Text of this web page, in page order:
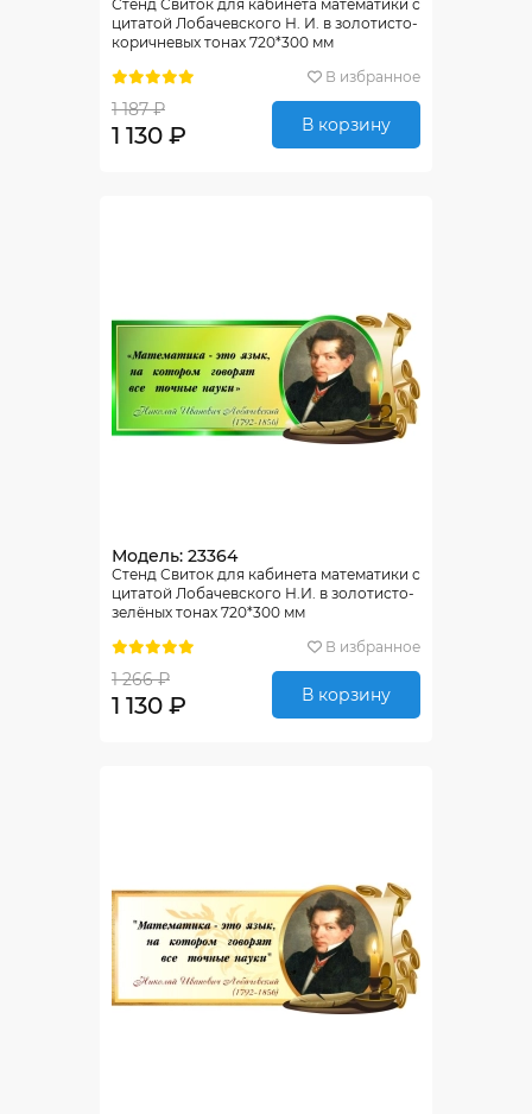
Стенд Свиток для кабинета математики с
цитатой Лобачевского Н. И. в золотисто-
коричневых тонах 720*300 мм
В избранное
1 187 ₽
1 130 ₽ В корзину
Модель: 23364
Стенд Свиток для кабинета математики с
цитатой Лобачевского Н.И. в золотисто-
зелёных тонах 720*300 мм
В избранное
1 266 ₽
1 130 ₽ В корзину